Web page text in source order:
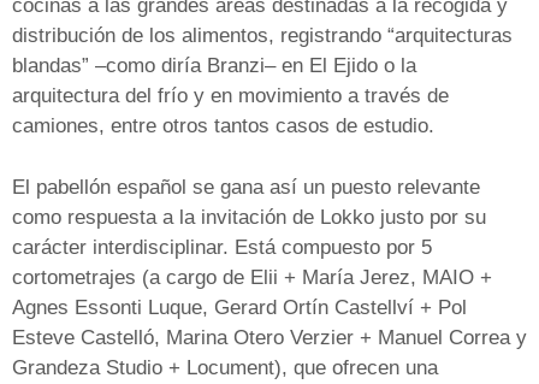
cocinas a las grandes áreas destinadas a la recogida y
distribución de los alimentos, registrando “arquitecturas
blandas” –como diría Branzi– en El Ejido o la
arquitectura del frío y en movimiento a través de
camiones, entre otros tantos casos de estudio.
El pabellón español se gana así un puesto relevante
como respuesta a la invitación de Lokko justo por su
carácter interdisciplinar. Está compuesto por 5
cortometrajes (a cargo de Elii + María Jerez, MAIO +
Agnes Essonti Luque, Gerard Ortín Castellví + Pol
Esteve Castelló, Marina Otero Verzier + Manuel Correa y
Grandeza Studio + Locument), que ofrecen una